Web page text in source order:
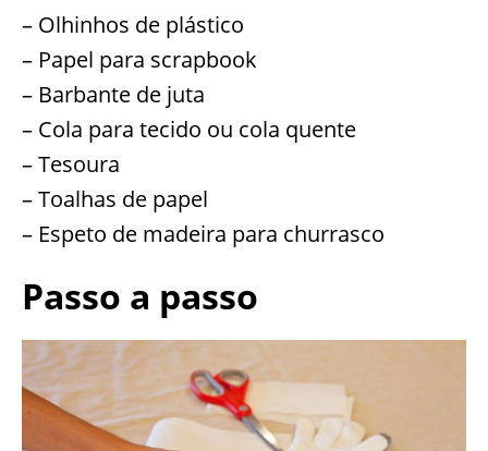
Materiais
– Luvas de tecido
– Olhinhos de plástico
– Papel para scrapbook
– Barbante de juta
– Cola para tecido ou cola quente
– Toalhas de papel
– Espeto de madeira para churrasco